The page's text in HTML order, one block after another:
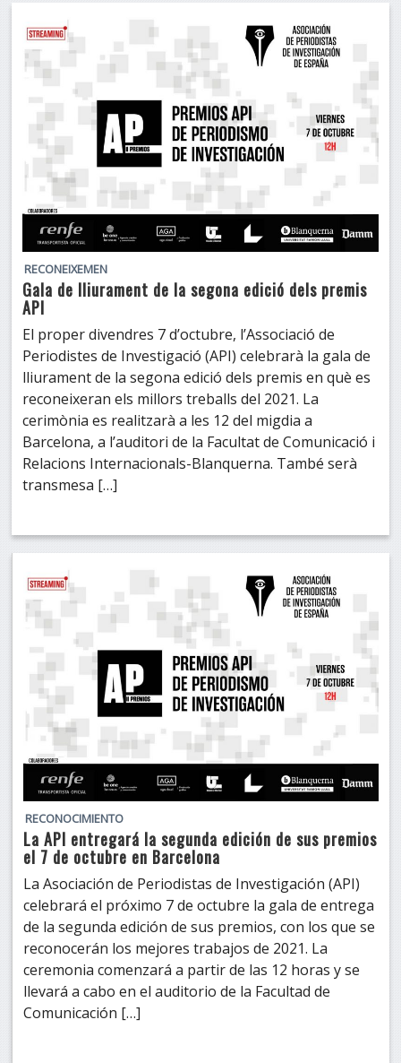
RECONEIXEMEN
Gala de lliurament de la segona edició dels premis
API
El proper divendres 7 d’octubre, l’Associació de
Periodistes de Investigació (API) celebrarà la gala de
lliurament de la segona edició dels premis en què es
reconeixeran els millors treballs del 2021. La
cerimònia es realitzarà a les 12 del migdia a
Barcelona, a l’auditori de la Facultat de Comunicació i
Relacions Internacionals-Blanquerna. També serà
transmesa […]
RECONOCIMIENTO
La API entregará la segunda edición de sus premios
el 7 de octubre en Barcelona
La Asociación de Periodistas de Investigación (API)
celebrará el próximo 7 de octubre la gala de entrega
de la segunda edición de sus premios, con los que se
reconocerán los mejores trabajos de 2021. La
ceremonia comenzará a partir de las 12 horas y se
llevará a cabo en el auditorio de la Facultad de
Comunicación […]